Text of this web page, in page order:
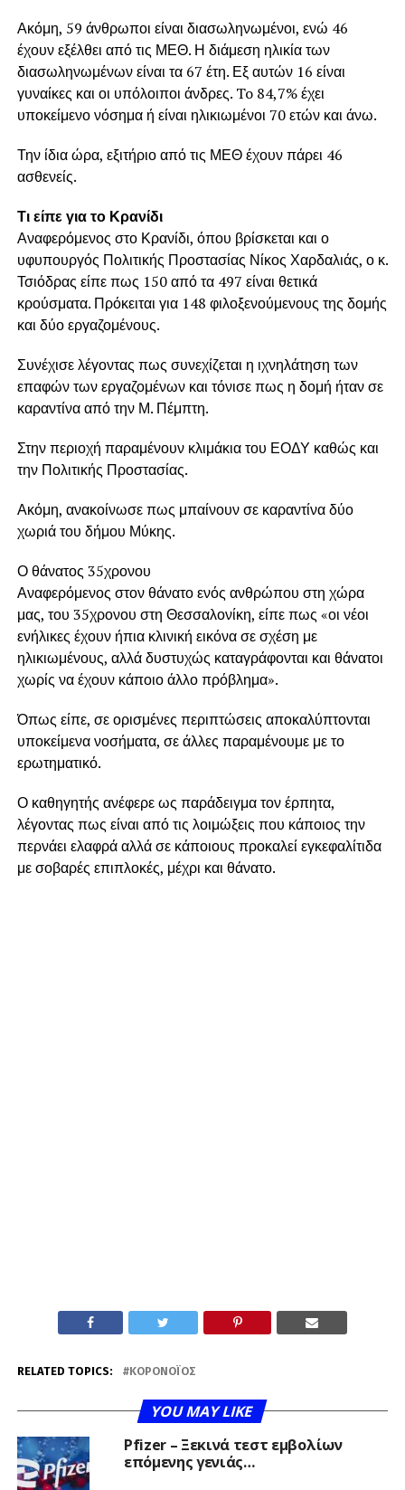
Ακόμη, 59 άνθρωποι είναι διασωληνωμένοι, ενώ 46
έχουν εξέλθει από τις ΜΕΘ. Η διάμεση ηλικία των
διασωληνωμένων είναι τα 67 έτη. Εξ αυτών 16 είναι
γυναίκες και οι υπόλοιποι άνδρες. To 84,7% έχει
υποκείμενο νόσημα ή είναι ηλικιωμένοι 70 ετών και άνω.
Την ίδια ώρα, εξιτήριο από τις ΜΕΘ έχουν πάρει 46
ασθενείς.
Τι είπε για το Κρανίδι
Αναφερόμενος στο Κρανίδι, όπου βρίσκεται και ο
υφυπουργός Πολιτικής Προστασίας Νίκος Χαρδαλιάς, ο κ.
Τσιόδρας είπε πως 150 από τα 497 είναι θετικά
κρούσματα. Πρόκειται για 148 φιλοξενούμενους της δομής
και δύο εργαζομένους.
Συνέχισε λέγοντας πως συνεχίζεται η ιχνηλάτηση των
επαφών των εργαζομένων και τόνισε πως η δομή ήταν σε
καραντίνα από την Μ. Πέμπτη.
Στην περιοχή παραμένουν κλιμάκια του ΕΟΔΥ καθώς και
την Πολιτικής Προστασίας.
Ακόμη, ανακοίνωσε πως μπαίνουν σε καραντίνα δύο
χωριά του δήμου Μύκης.
Ο θάνατος 35χρονου
Αναφερόμενος στον θάνατο ενός ανθρώπου στη χώρα
μας, του 35χρονου στη Θεσσαλονίκη, είπε πως «οι νέοι
ενήλικες έχουν ήπια κλινική εικόνα σε σχέση με
ηλικιωμένους, αλλά δυστυχώς καταγράφονται και θάνατοι
χωρίς να έχουν κάποιο άλλο πρόβλημα».
Όπως είπε, σε ορισμένες περιπτώσεις αποκαλύπτονται
υποκείμενα νοσήματα, σε άλλες παραμένουμε με το
ερωτηματικό.
Ο καθηγητής ανέφερε ως παράδειγμα τον έρπητα,
λέγοντας πως είναι από τις λοιμώξεις που κάποιος την
περνάει ελαφρά αλλά σε κάποιους προκαλεί εγκεφαλίτιδα
με σοβαρές επιπλοκές, μέχρι και θάνατο.
RELATED TOPICS: ΚΟΡΟΝΟΪΌΣ
YOU MAY LIKE
Pfizer – Ξεκινά τεστ εμβολίων
επόμενης γενιάς…